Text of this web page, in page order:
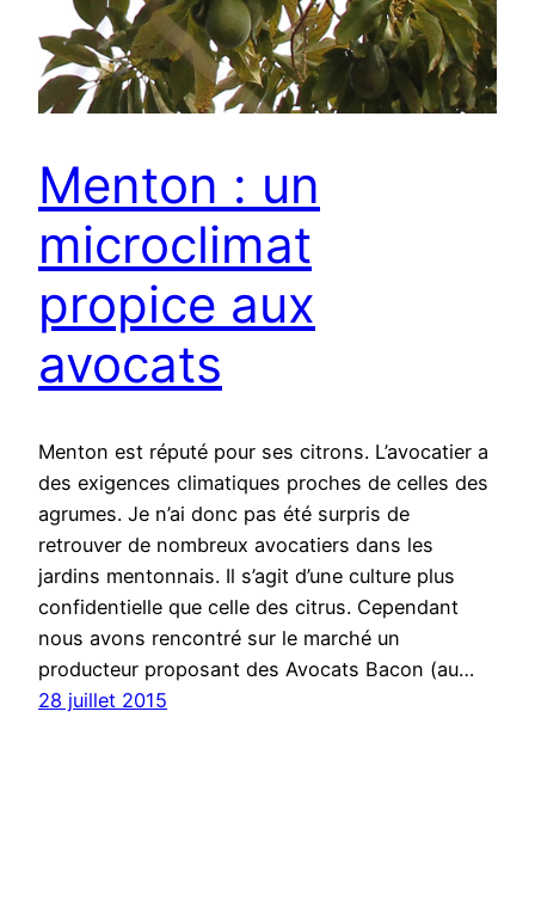
Menton : un
microclimat
propice aux
avocats
Menton est réputé pour ses citrons. L’avocatier a
des exigences climatiques proches de celles des
agrumes. Je n’ai donc pas été surpris de
retrouver de nombreux avocatiers dans les
jardins mentonnais. Il s’agit d’une culture plus
confidentielle que celle des citrus. Cependant
nous avons rencontré sur le marché un
producteur proposant des Avocats Bacon (au…
28 juillet 2015